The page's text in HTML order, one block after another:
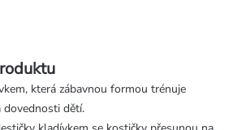
která zábavnou formou trénuje
dětí.